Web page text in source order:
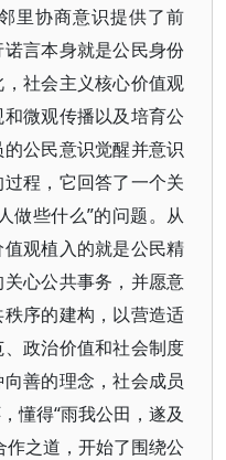
里协商意识提供了前
言本身就是公民身份
社会主义核心价值观
微观传播以及培育公
公民意识觉醒并意识
程，它回答了一个关
做些什么”的问题。从
观植入的就是公民精
心公共事务，并愿意
序的建构，以营造适
政治价值和社会制度
善的理念，社会成员
懂得“雨我公田，遂及
作之道，开始了围绕公